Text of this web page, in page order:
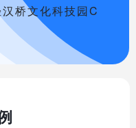
桥文化科技园C